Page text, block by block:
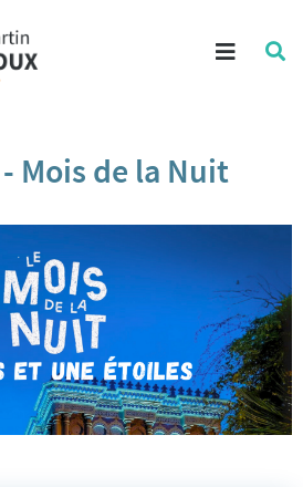
Menu
Mois de la Nuit